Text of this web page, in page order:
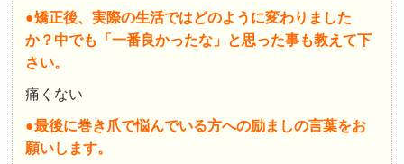
●矯正後、実際の生活ではどのように変わりました
か？中でも「一番良かったな」と思った事も教えて下
さい。
痛くない
●最後に巻き爪で悩んでいる方への励ましの言葉をお
願いします。